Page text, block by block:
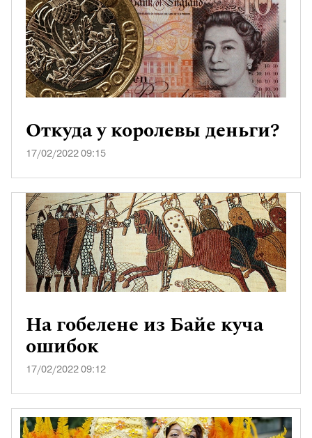
Откуда у королевы деньги?
17/02/2022 09:15
На гобелене из Байе куча
ошибок
17/02/2022 09:12